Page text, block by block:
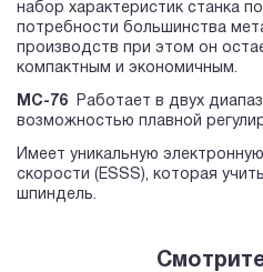
набор характеристик станка
потребности большинства
производств при этом он
компактным и экономичным.
МС-76
Работает в двух
возможностью плавной
Имеет уникальную
скорости (ESSS), которая
шпиндель.